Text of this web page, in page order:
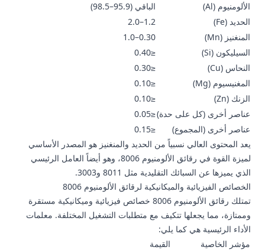
الألومنيوم (Al)
الباقي (95.9–98.5)
الحديد (Fe)
1.2–2.0
المنغنيز (Mn)
0.30–1.0
السيليكون (Si)
≤0.40
النحاس (Cu)
≤0.30
المغنيسيوم (Mg)
≤0.10
الزنك (Zn)
≤0.10
عناصر أخرى (كل على حدة)≤0.05
عناصر أخرى (المجموع)
≤0.15
يعد المحتوى العالي نسبياً من الحديد والمنغنيز هو المصدر الأساسي
لميزة القوة في رقائق الألومنيوم 8006، وهو أيضاً العامل الرئيسي
الذي يميزها عن السبائك التقليدية مثل 8011 و3003.
الخصائص الفيزيائية والميكانيكية لرقائق الألومنيوم 8006
تمتلك رقائق الألومنيوم 8006 خصائص فيزيائية وميكانيكية مستقرة
وممتازة، مما يجعلها تتكيف مع متطلبات التشغيل المختلفة. معلمات
الأداء الرئيسية هي كما يلي:
مؤشر الخاصية
القيمة